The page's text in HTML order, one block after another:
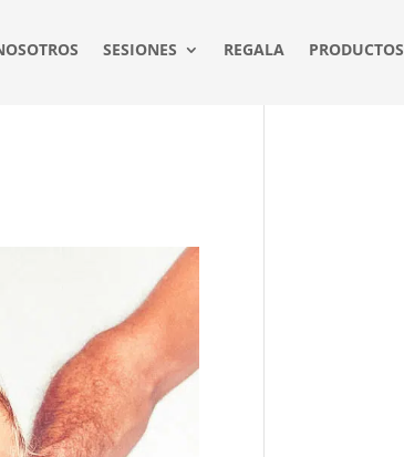
SESIONES REGALA PRODUCTOS